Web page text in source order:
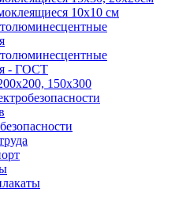
10х10 см
- ГОСТ
150х300